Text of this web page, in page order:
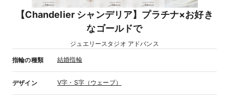
【Chandelier シャンデリア】プラチナ×お好き
なゴールドで
ジュエリースタジオ アドバンス
指輪の種類 結婚指輪
デザイン V字・S字（ウェーブ）